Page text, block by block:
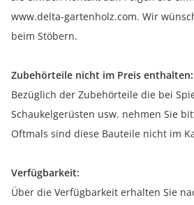
www.delta-gartenholz.com. Wir
beim Stöbern.
Zubehörteile nicht im Preis enthalten:
Bezüglich der Zubehörteile die bei
Schaukelgerüsten usw. nehmen Sie
Oftmals sind diese Bauteile nicht im
Verfügbarkeit:
Über die Verfügbarkeit erhalten Sie